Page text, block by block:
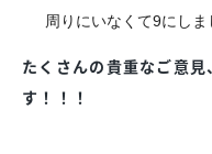
周りにいなくて9にしま
たくさんの貴重なご意
す！！！